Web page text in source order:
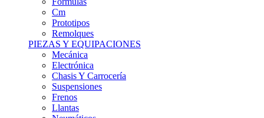
Prototipos
Remolques
PIEZAS Y EQUIPACIONES
Mecánica
Electrónica
Chasis Y Carrocería
Suspensiones
Frenos
Llantas
Neumáticos
Resto De Piezas